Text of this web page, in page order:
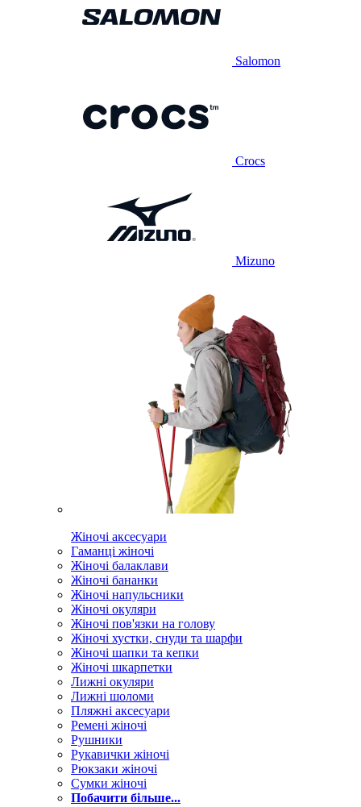
Salomon
Crocs
Mizuno
Жіночі аксесуари
Гаманці жіночі
Жіночі балаклави
Жіночі бананки
Жіночі напульсники
Жіночі окуляри
Жіночі пов'язки на голову
Жіночі хустки, снуди та шарфи
Жіночі шапки та кепки
Жіночі шкарпетки
Лижні окуляри
Лижні шоломи
Пляжні аксесуари
Ремені жіночі
Рушники
Рукавички жіночі
Рюкзаки жіночі
Сумки жіночі
Побачити більше...